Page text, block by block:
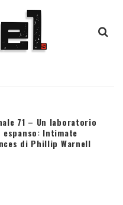
71 – Un laboratorio
espanso: Intimate
di Phillip Warnell